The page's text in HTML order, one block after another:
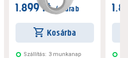
1.899 Ft / darab
Kosárba
Szállítás: 3 munkanap